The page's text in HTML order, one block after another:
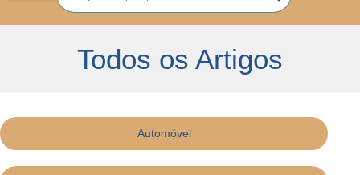
Todos os Artigos
Automóvel